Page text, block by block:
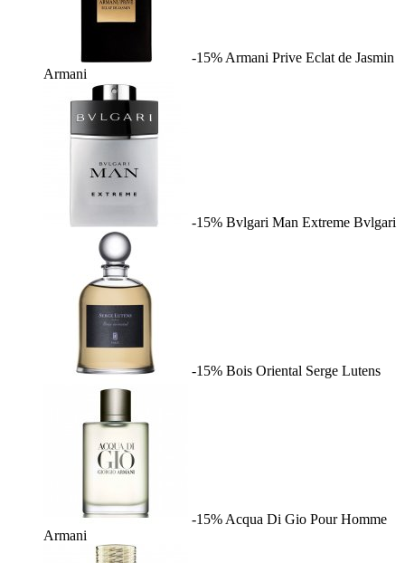
-15% Armani Prive Eclat de Jasmin
Armani
-15% Bvlgari Man Extreme Bvlgari
-15% Bois Oriental Serge Lutens
-15% Acqua Di Gio Pour Homme
Armani